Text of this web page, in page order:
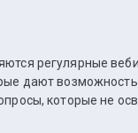
регулярные
дают
которые не